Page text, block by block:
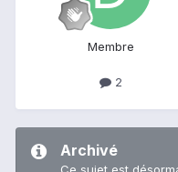
Membre
2
Archivé
Ce sujet est